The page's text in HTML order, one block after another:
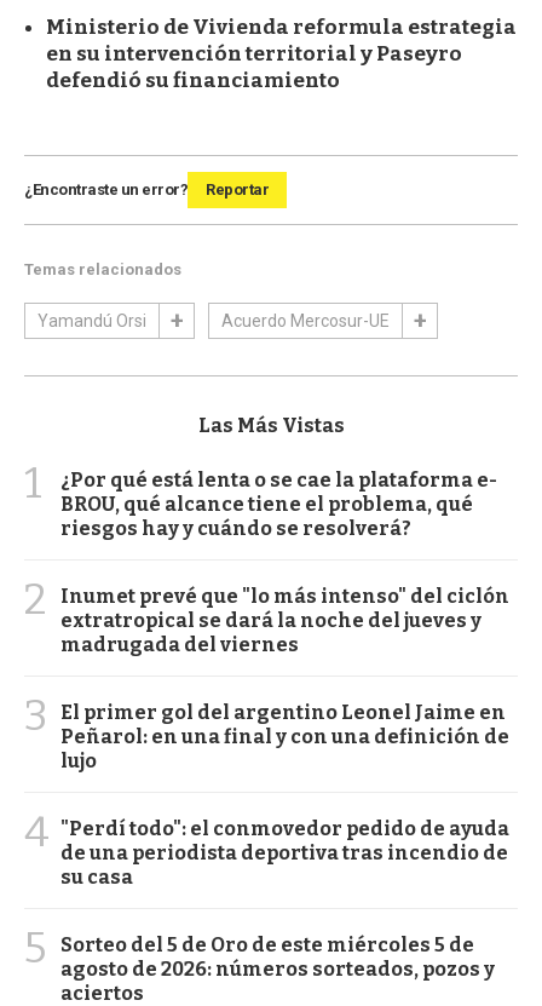
Ministerio de Vivienda reformula estrategia
en su intervención territorial y Paseyro
defendió su financiamiento
¿Encontraste un error? Reportar
Temas relacionados
Yamandú Orsi Acuerdo Mercosur-UE
Las Más Vistas
1
¿Por qué está lenta o se cae la plataforma e-
BROU, qué alcance tiene el problema, qué
riesgos hay y cuándo se resolverá?
2
Inumet prevé que "lo más intenso" del ciclón
extratropical se dará la noche del jueves y
madrugada del viernes
3
El primer gol del argentino Leonel Jaime en
Peñarol: en una final y con una definición de
lujo
4 "Perdí todo": el conmovedor pedido de ayuda
de una periodista deportiva tras incendio de
su casa
5
Sorteo del 5 de Oro de este miércoles 5 de
agosto de 2026: números sorteados, pozos y
aciertos